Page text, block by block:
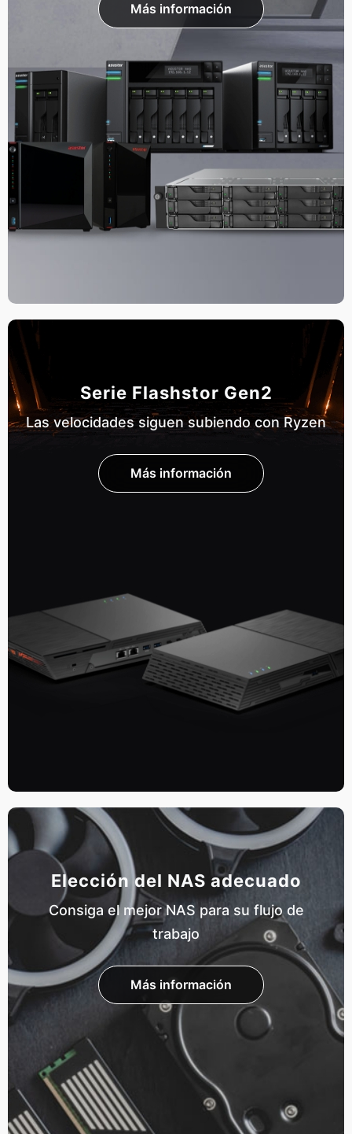
Más información
Serie Flashstor Gen2
Las velocidades siguen subiendo con Ryzen
Más información
Elección del NAS adecuado
Consiga el mejor NAS para su flujo de
trabajo
Más información